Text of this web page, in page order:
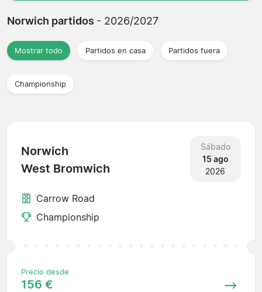
Norwich partidos - 2026/2027
Mostrar todo Partidos en casa Partidos fuera
Championship
Norwich
West Bromwich
Sábado
15 ago
2026
Carrow Road
Championship
Precio desde
156 €